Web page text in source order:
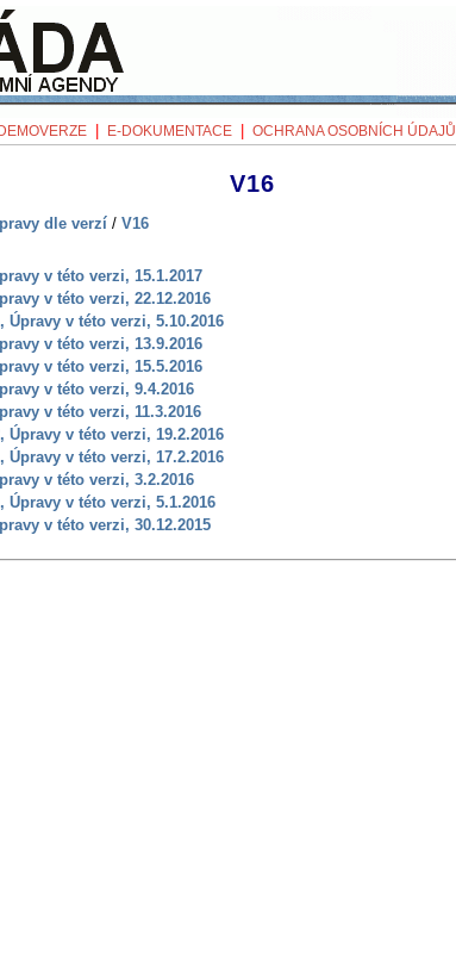
DEMOVERZE E-DOKUMENTACE OCHRANA OSOBNÍCH ÚDAJŮ
V16
dle verzí / V16
v této verzi, 15.1.2017
v této verzi, 22.12.2016
Úpravy v této verzi, 5.10.2016
v této verzi, 13.9.2016
v této verzi, 15.5.2016
v této verzi, 9.4.2016
v této verzi, 11.3.2016
Úpravy v této verzi, 19.2.2016
Úpravy v této verzi, 17.2.2016
v této verzi, 3.2.2016
Úpravy v této verzi, 5.1.2016
v této verzi, 30.12.2015